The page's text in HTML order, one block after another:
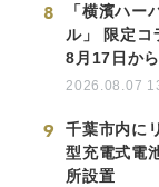
8
「横濱ハー
ル」 限定
8月17日か
2026.08.07
9
千葉市内に
型充電式電
所設置